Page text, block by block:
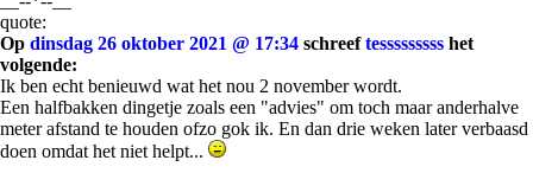
quote:
Op dinsdag 26 oktober 2021 @ 17:34 schreeftesssssssss het
volgende:
Ik ben echt benieuwd wat het nou 2 november wordt.
Een halfbakken dingetje zoals een "advies" om toch maar anderhalve
meter afstand te houden ofzo gok ik. En dan drie weken later verbaasd
doen omdat het niet helpt...